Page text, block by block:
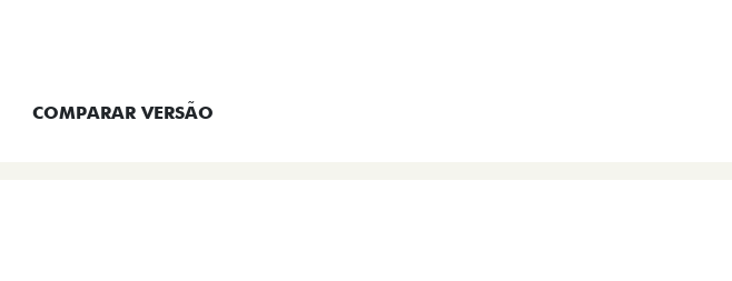
COMPARAR VERSÃO